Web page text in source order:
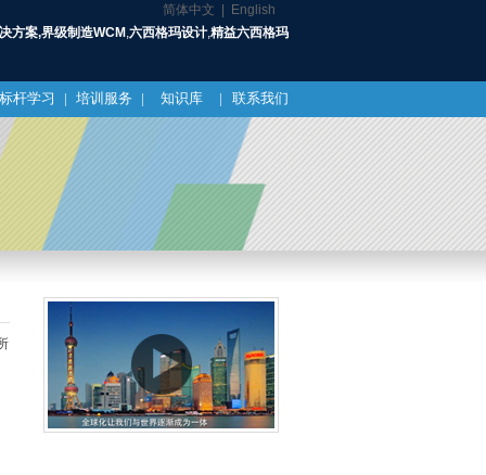
简体中文 |
English
方案,界级制造WCM ,六西格玛设计,精益六西格玛
标杆学习 | 培训服务 | 知识库 | 联系我们